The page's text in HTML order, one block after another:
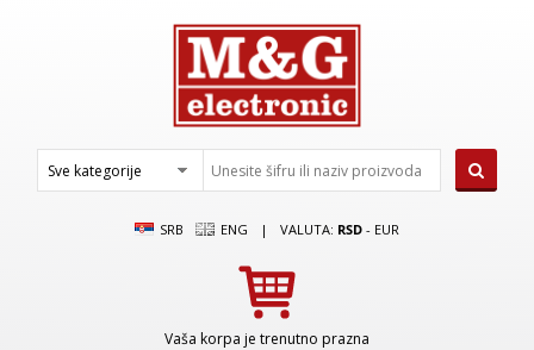
SRB ENG | VALUTA: RSD - EUR
Vaša korpa je trenutno prazna